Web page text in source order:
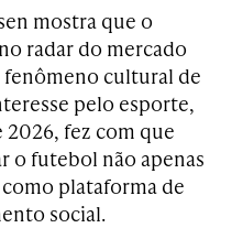
mostra que o
radar do mercado
cultural de
pelo esporte,
fez com que
o futebol não apenas
plataforma de
social.